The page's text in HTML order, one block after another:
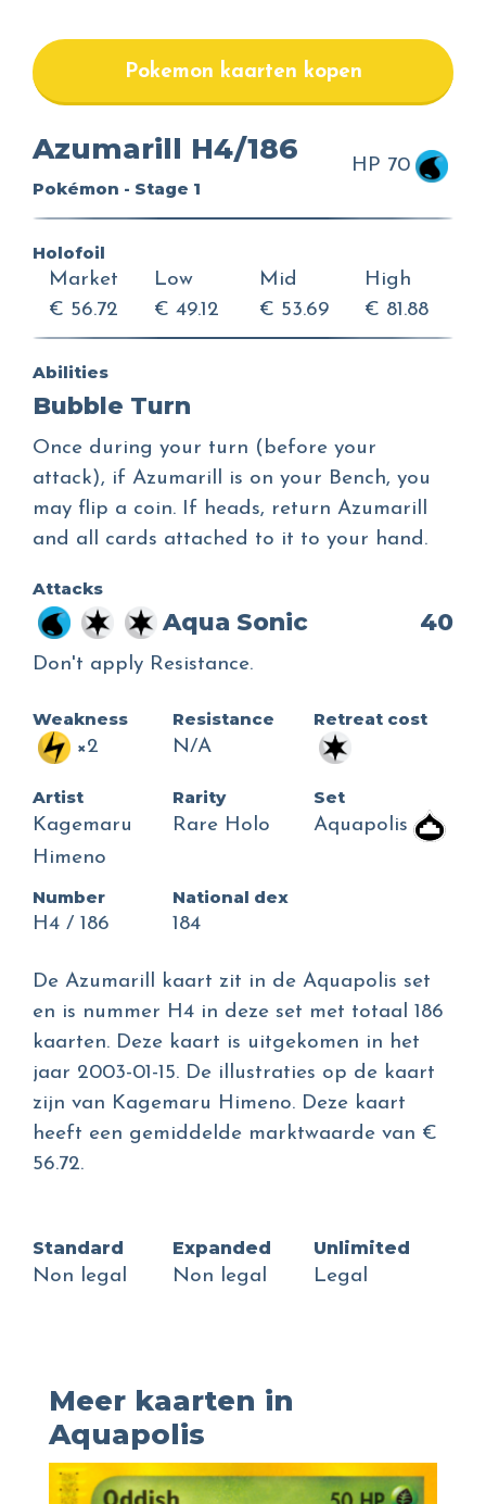
Pokemon kaarten kopen
Azumarill H4/186
Pokémon - Stage 1
HP 70
Holofoil
Market
€ 56.72
Low
€ 49.12
Mid
€ 53.69
High
€ 81.88
Abilities
Bubble Turn
Once during your turn (before your
attack), if Azumarill is on your Bench, you
may flip a coin. If heads, return Azumarill
and all cards attached to it to your hand.
Attacks
Aqua Sonic 40
Don't apply Resistance.
Weakness
×2
Resistance
N/A
Retreat cost
Artist
Kagemaru
Himeno
Rarity
Rare Holo
Set
Aquapolis
Number
H4 / 186
National dex
184
De Azumarill kaart zit in de Aquapolis set
en is nummer H4 in deze set met totaal 186
kaarten. Deze kaart is uitgekomen in het
jaar 2003-01-15. De illustraties op de kaart
zijn van Kagemaru Himeno. Deze kaart
heeft een gemiddelde marktwaarde van €
56.72.
Standard
Non legal
Expanded
Non legal
Unlimited
Legal
Meer kaarten in
Aquapolis